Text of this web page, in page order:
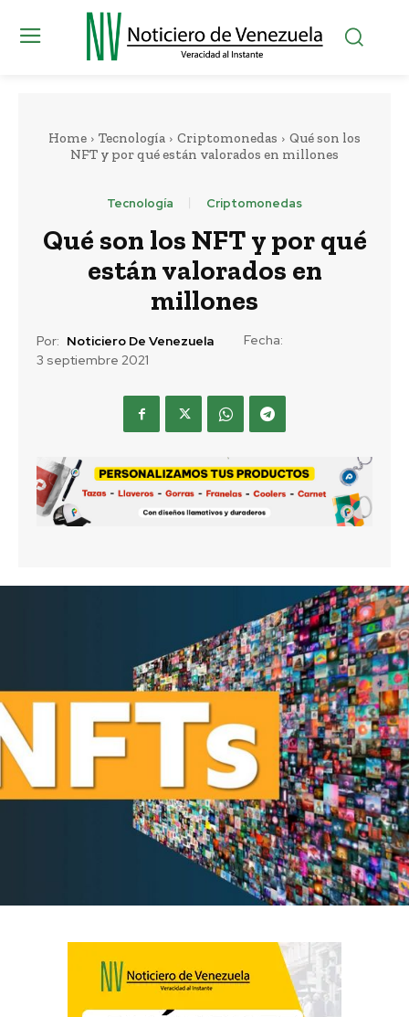
Home Tecnología Criptomonedas
Qué son los
NFT y por qué están valorados en millones
Tecnología Criptomonedas
Qué son los NFT y por qué
están valorados en
millones
Por: Noticiero De Venezuela
Fecha:
3 septiembre 2021